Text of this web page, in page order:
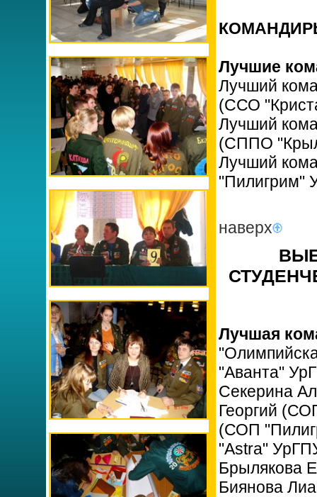
Лучшие
Лучший
(ССО
Лучший
(СППО
Лучший
"Пилигрим"
наверх
Лучшая
"Аванта"
Секерина
Георгий
(СОП
"Astra"
Брылякова
Биянова